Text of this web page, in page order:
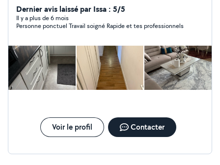
Dernier avis laissé par Issa : 5/5
Il y a plus de 6 mois
Personne ponctuel Travail soigné Rapide et tes professionnels
Voir le profil Contacter